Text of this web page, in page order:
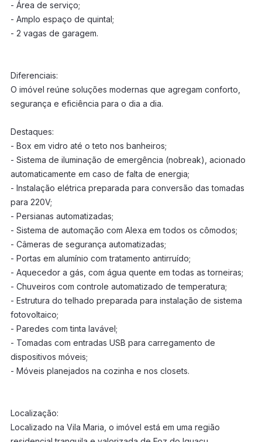
- Área de serviço;
- Amplo espaço de quintal;
- 2 vagas de garagem.
Diferenciais:
O imóvel reúne soluções modernas que agregam conforto,
segurança e eficiência para o dia a dia.
Destaques:
- Box em vidro até o teto nos banheiros;
- Sistema de iluminação de emergência (nobreak), acionado
automaticamente em caso de falta de energia;
- Instalação elétrica preparada para conversão das tomadas
para 220V;
- Persianas automatizadas;
- Sistema de automação com Alexa em todos os cômodos;
- Câmeras de segurança automatizadas;
- Portas em alumínio com tratamento antirruído;
- Aquecedor a gás, com água quente em todas as torneiras;
- Chuveiros com controle automatizado de temperatura;
- Estrutura do telhado preparada para instalação de sistema
fotovoltaico;
- Paredes com tinta lavável;
- Tomadas com entradas USB para carregamento de
dispositivos móveis;
- Móveis planejados na cozinha e nos closets.
Localização:
Localizado na Vila Maria, o imóvel está em uma região